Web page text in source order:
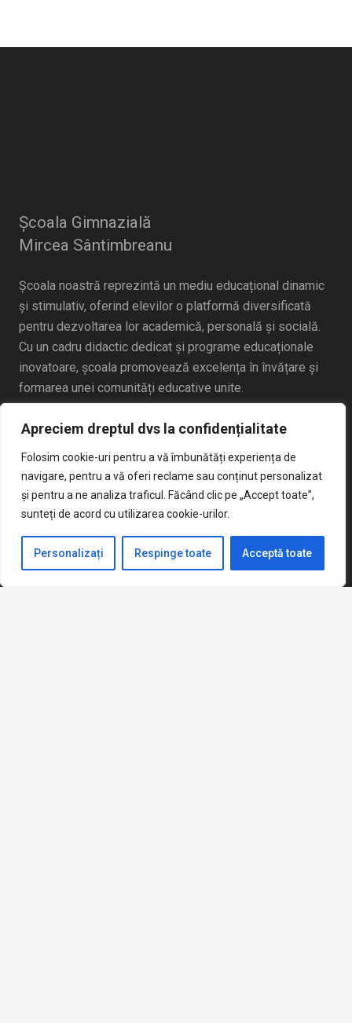
Apreciem dreptul dvs la confidențialitate
Folosim cookie-uri pentru a vă îmbunătăți experiența de
navigare, pentru a vă oferi reclame sau conținut personalizat
și pentru a ne analiza traficul. Făcând clic pe „Accept toate”,
sunteți de acord cu utilizarea cookie-urilor.
Personalizați Respinge toate Acceptă toate
Școala Gimnazială
Mircea Sântimbreanu
Școala noastră reprezintă un mediu educațional dinamic
și stimulativ, oferind elevilor o platformă diversificată
pentru dezvoltarea lor academică, personală și socială.
Cu un cadru didactic dedicat și programe educaționale
inovatoare, școala promovează excelența în învățare și
formarea unei comunități educative unite.
Articole Recente
Cereri vizualizare si contestatii Evaluare Nationala 2026
iunie 22, 2026